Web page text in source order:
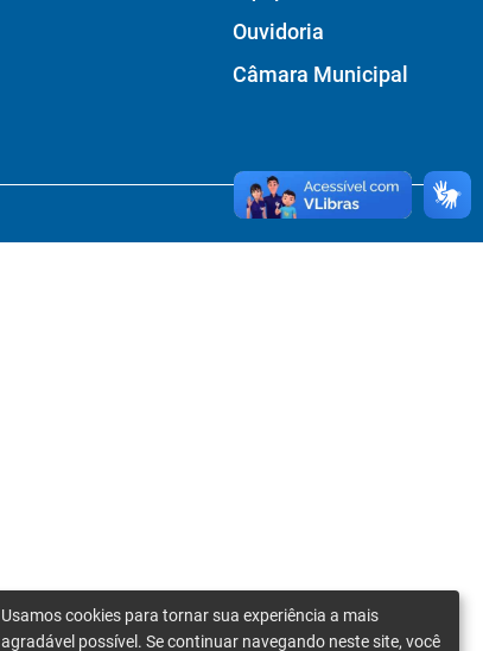
Ouvidoria
Câmara Municipal
Usamos cookies para tornar sua experiência a mais
agradável possível. Se continuar navegando neste site, você